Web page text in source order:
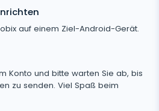
Medien
Wiederherstellen
auf einem Ziel-Android-Gerät.
Konto und bitte warten Sie ab, bis
zu senden. Viel Spaß beim